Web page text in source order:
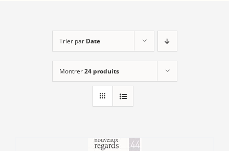
Les événements
Trier par Date
Montrer24 produits